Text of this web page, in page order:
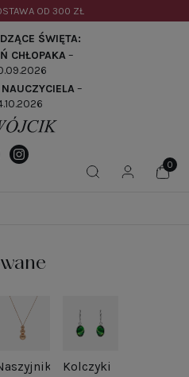
OD300 ZŁ
ŚWIĘTA:
CHŁOPAKA–
–
Kolczyki